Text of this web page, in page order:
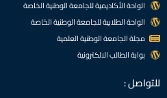
الواحة الأكاديمية للجامعة الوطنية الخاصة
الواحة الطلابية للجامعة الوطنية الخاصة
مجلة الجامعة الوطنية العلمية
بوابة الطالب الالكترونية
للتواصل :